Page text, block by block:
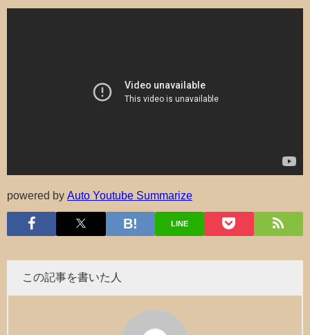
powered by Auto Youtube Summarize
LINE
この記事を書いた人